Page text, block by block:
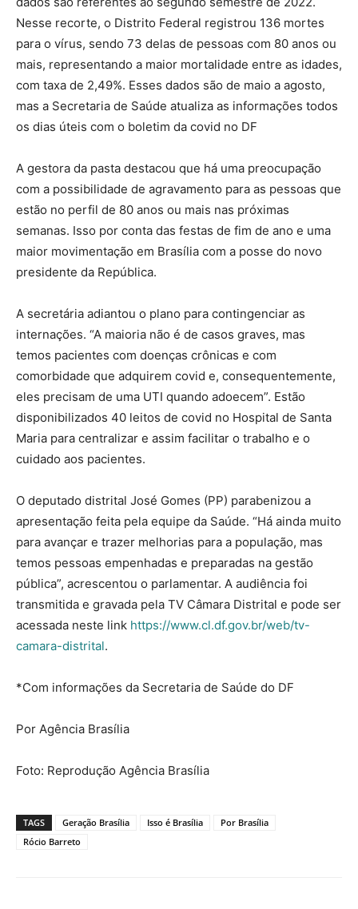
Nesse recorte, o Distrito Federal registrou 136 mortes
para o vírus, sendo 73 delas de pessoas com 80 anos ou
mais, representando a maior mortalidade entre as idades,
com taxa de 2,49%. Esses dados são de maio a agosto,
mas a Secretaria de Saúde atualiza as informações todos
os dias úteis com o boletim da covid no DF
A gestora da pasta destacou que há uma preocupação
com a possibilidade de agravamento para as pessoas que
estão no perfil de 80 anos ou mais nas próximas
semanas. Isso por conta das festas de fim de ano e uma
maior movimentação em Brasília com a posse do novo
presidente da República.
A secretária adiantou o plano para contingenciar as
internações. “A maioria não é de casos graves, mas
temos pacientes com doenças crônicas e com
comorbidade que adquirem covid e, consequentemente,
eles precisam de uma UTI quando adoecem”. Estão
disponibilizados 40 leitos de covid no Hospital de Santa
Maria para centralizar e assim facilitar o trabalho e o
cuidado aos pacientes.
O deputado distrital José Gomes (PP) parabenizou a
apresentação feita pela equipe da Saúde. “Há ainda muito
para avançar e trazer melhorias para a população, mas
temos pessoas empenhadas e preparadas na gestão
pública”, acrescentou o parlamentar. A audiência foi
transmitida e gravada pela TV Câmara Distrital e pode ser
acessada neste link https://www.cl.df.gov.br/web/tv-
camara-distrital.
*Com informações da Secretaria de Saúde do DF
Por Agência Brasília
Foto: Reprodução Agência Brasília
TAGS Geração Brasília Isso é Brasília
Por Brasília
Rócio Barreto